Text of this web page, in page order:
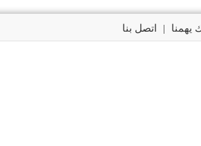
يهمنا | اتصل بنا